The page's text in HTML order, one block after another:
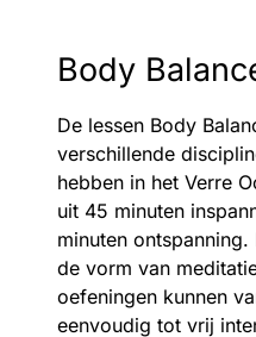
Body
De lessen Body
verschillende
hebben in het Verre
uit 45 minuten
minuten
de vorm van
oefeningen kunnen
eenvoudig tot vrij